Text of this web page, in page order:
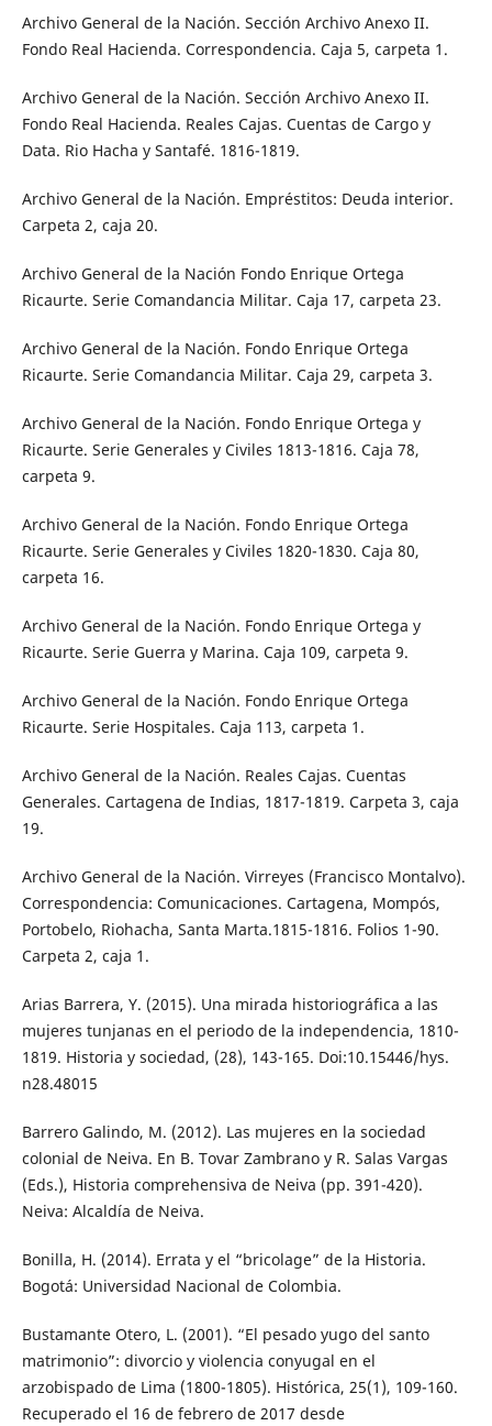
Archivo General de la Nación. Sección Archivo Anexo II.
Fondo Real Hacienda. Correspondencia. Caja 5, carpeta 1.
Archivo General de la Nación. Sección Archivo Anexo II.
Fondo Real Hacienda. Reales Cajas. Cuentas de Cargo y
Data. Rio Hacha y Santafé. 1816-1819.
Archivo General de la Nación. Empréstitos: Deuda interior.
Carpeta 2, caja 20.
Archivo General de la Nación Fondo Enrique Ortega
Ricaurte. Serie Comandancia Militar. Caja 17, carpeta 23.
Archivo General de la Nación. Fondo Enrique Ortega
Ricaurte. Serie Comandancia Militar. Caja 29, carpeta 3.
Archivo General de la Nación. Fondo Enrique Ortega y
Ricaurte. Serie Generales y Civiles 1813-1816. Caja 78,
carpeta 9.
Archivo General de la Nación. Fondo Enrique Ortega
Ricaurte. Serie Generales y Civiles 1820-1830. Caja 80,
carpeta 16.
Archivo General de la Nación. Fondo Enrique Ortega y
Ricaurte. Serie Guerra y Marina. Caja 109, carpeta 9.
Archivo General de la Nación. Fondo Enrique Ortega
Ricaurte. Serie Hospitales. Caja 113, carpeta 1.
Archivo General de la Nación. Reales Cajas. Cuentas
Generales. Cartagena de Indias, 1817-1819. Carpeta 3, caja
19.
Archivo General de la Nación. Virreyes (Francisco Montalvo).
Correspondencia: Comunicaciones. Cartagena, Mompós,
Portobelo, Riohacha, Santa Marta.1815-1816. Folios 1-90.
Carpeta 2, caja 1.
Arias Barrera, Y. (2015). Una mirada historiográfica a las
mujeres tunjanas en el periodo de la independencia, 1810-
1819. Historia y sociedad, (28), 143-165. Doi:10.15446/hys.
n28.48015
Barrero Galindo, M. (2012). Las mujeres en la sociedad
colonial de Neiva. En B. Tovar Zambrano y R. Salas Vargas
(Eds.), Historia comprehensiva de Neiva (pp. 391-420).
Neiva: Alcaldía de Neiva.
Bonilla, H. (2014). Errata y el “bricolage” de la Historia.
Bogotá: Universidad Nacional de Colombia.
Bustamante Otero, L. (2001). “El pesado yugo del santo
matrimonio”: divorcio y violencia conyugal en el
arzobispado de Lima (1800-1805). Histórica, 25(1), 109-160.
Recuperado el 16 de febrero de 2017 desde